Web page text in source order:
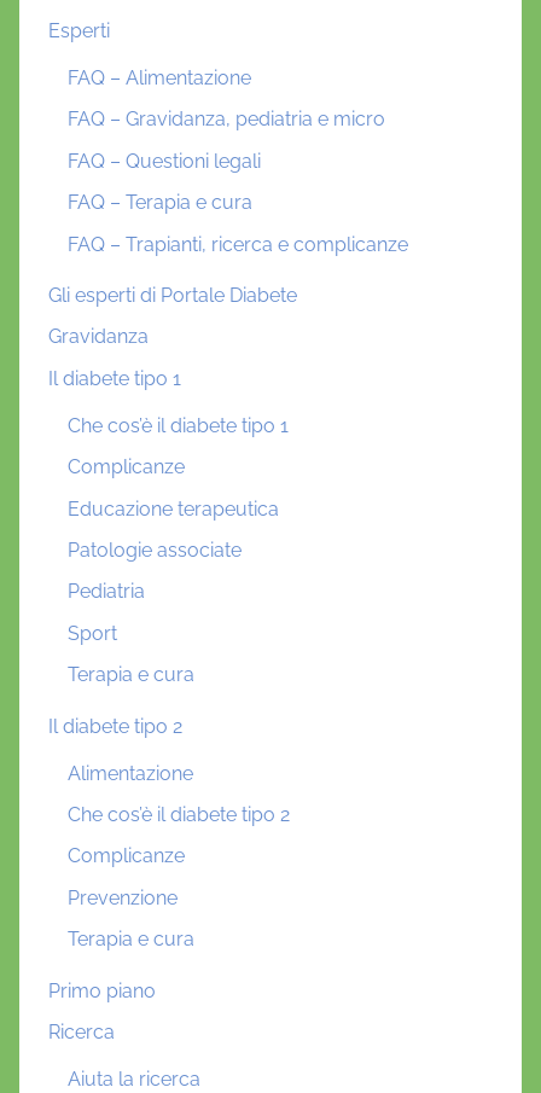
Esperti
FAQ – Alimentazione
FAQ – Gravidanza, pediatria e micro
FAQ – Questioni legali
FAQ – Terapia e cura
FAQ – Trapianti, ricerca e complicanze
Gli esperti di Portale Diabete
Gravidanza
Il diabete tipo 1
Che cos’è il diabete tipo 1
Complicanze
Educazione terapeutica
Patologie associate
Pediatria
Sport
Terapia e cura
Il diabete tipo 2
Alimentazione
Che cos’è il diabete tipo 2
Complicanze
Prevenzione
Terapia e cura
Primo piano
Ricerca
Aiuta la ricerca